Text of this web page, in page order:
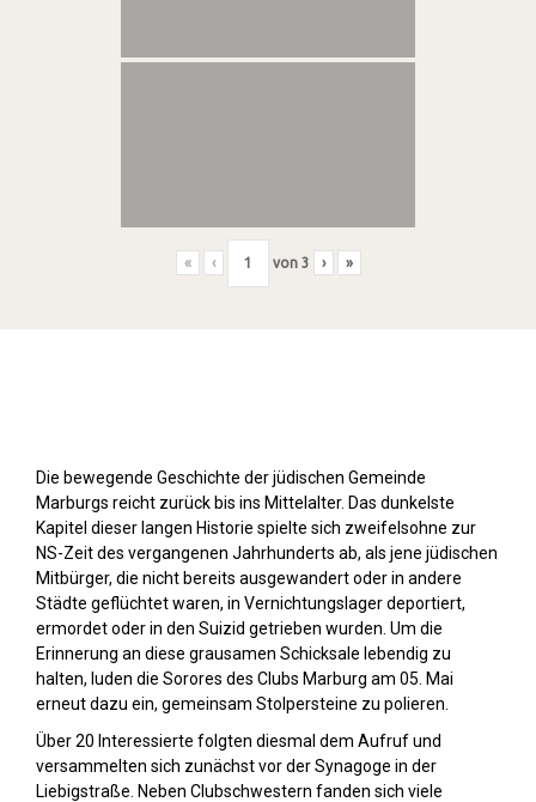
« ‹ von 3 › »
Die bewegende Geschichte der jüdischen Gemeinde
Marburgs reicht zurück bis ins Mittelalter. Das dunkelste
Kapitel dieser langen Historie spielte sich zweifelsohne zur
NS-Zeit des vergangenen Jahrhunderts ab, als jene jüdischen
Mitbürger, die nicht bereits ausgewandert oder in andere
Städte geflüchtet waren, in Vernichtungslager deportiert,
ermordet oder in den Suizid getrieben wurden. Um die
Erinnerung an diese grausamen Schicksale lebendig zu
halten, luden die Sorores des Clubs Marburg am 05. Mai
erneut dazu ein, gemeinsam Stolpersteine zu polieren.
Über 20 Interessierte folgten diesmal dem Aufruf und
versammelten sich zunächst vor der Synagoge in der
Liebigstraße. Neben Clubschwestern fanden sich viele